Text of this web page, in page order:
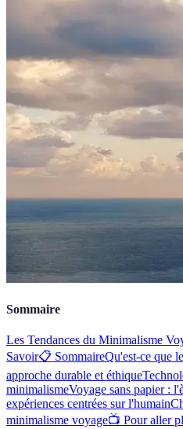
Sommaire
Les Tendances du Minimalisme
Savoir📋 SommaireQu'est-ce que
approche durable et éthique
minimalismeVoyage sans papier :
expériences centrées sur l'humain
minimalisme voyage📺 Pour aller